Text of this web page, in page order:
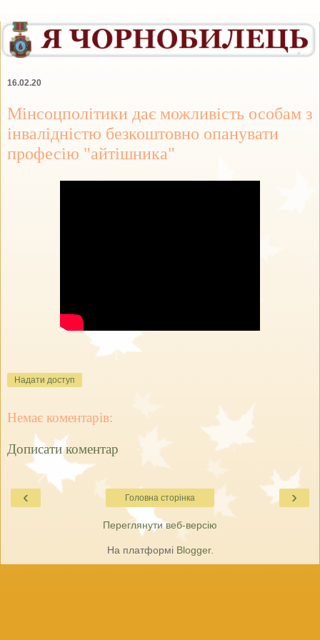
16.02.20
Мінсоцполітики дає можливість особам з
інвалідністю безкоштовно опанувати
професію "айтішника"
Надати доступ
Немає коментарів:
Дописати коментар
‹ ›
Головна сторінка
Переглянути веб-версію
На платформі Blogger.